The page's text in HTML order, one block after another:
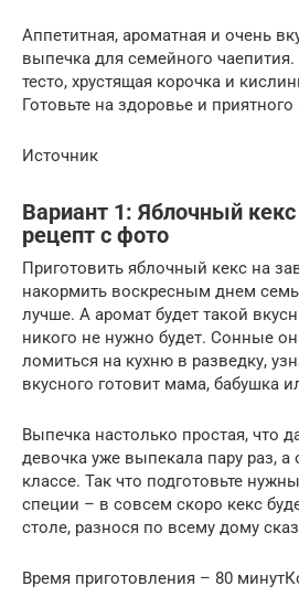
Аппетитная, ароматная и очень
выпечка для семейного
тесто, хрустящая корочка и
Готовьте на здоровье и
Источник
Вариант 1: Яблочный
рецепт с фото
Приготовить яблочный кекс на
накормить воскресным днем
лучше. А аромат будет такой
никого не нужно будет. Сонные
ломиться на кухню в разведку,
вкусного готовит мама, бабушка
Выпечка настолько простая, что
девочка уже выпекала пару раз, а
классе. Так что подготовьте
специи – в совсем скоро кекс
столе, разнося по всему дому
Время приготовления – 80